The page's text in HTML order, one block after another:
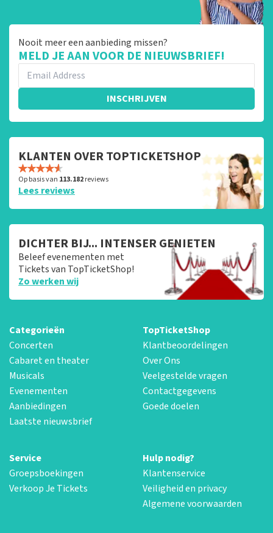
Nooit meer een aanbieding missen?
MELD JE AAN VOOR DE NIEUWSBRIEF!
INSCHRIJVEN
KLANTEN OVER TOPTICKETSHOP
Op basis van 113.182reviews
Lees reviews
DICHTER BIJ... INTENSER GENIETEN
Beleef evenementen met
Tickets van TopTicketShop!
Zo werken wij
Categorieën
Concerten
Cabaret en theater
Musicals
Evenementen
Aanbiedingen
Laatste nieuwsbrief
TopTicketShop
Klantbeoordelingen
Over Ons
Veelgestelde vragen
Contactgegevens
Goede doelen
Service
Groepsboekingen
Verkoop Je Tickets
Hulp nodig?
Klantenservice
Veiligheid en privacy
Algemene voorwaarden